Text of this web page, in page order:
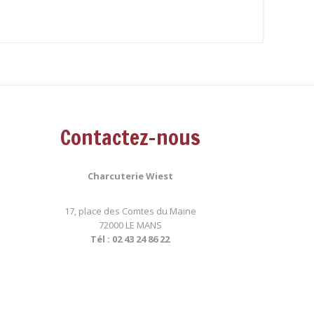
Contactez-nous
Charcuterie Wiest
17, place des Comtes du Maine
72000 LE MANS
Tél : 02 43 24 86 22